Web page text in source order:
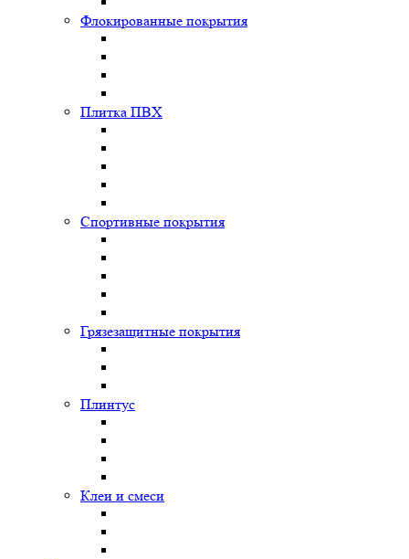
Флокированные покрытия
Плитка ПВХ
Спортивные покрытия
Грязезащитные покрытия
Плинтус
Клеи и смеси